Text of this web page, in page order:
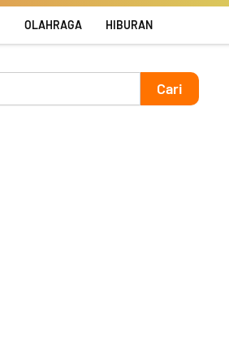
OLAHRAGA HIBURAN
Cari